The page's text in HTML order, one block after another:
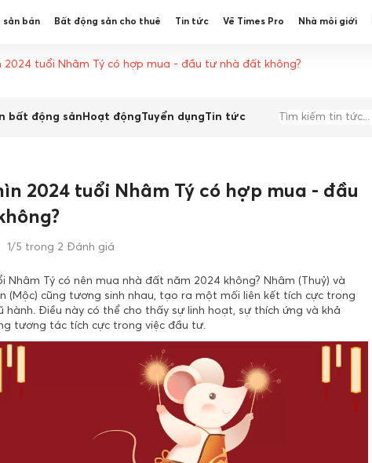
sản bán Bất động sản cho thuê Tin tức Về Times Pro Nhà môi giới
2024 tuổi Nhâm Tý có hợp mua - đầu tư nhà đất không?
bất động sản Hoạt độngTuyển dụngTin tức
2024 tuổi Nhâm Tý có hợp mua - đầu
1/5 trong 2 Đánh giá
Nhâm Tý có nên mua nhà đất năm 2024 không? Nhâm (Thuỷ) và
(Mộc) cũng tương sinh nhau, tạo ra một mối liên kết tích cực trong
hành. Điều này có thể cho thấy sự linh hoạt, sự thích ứng và khả
tương tác tích cực trong việc đầu tư.